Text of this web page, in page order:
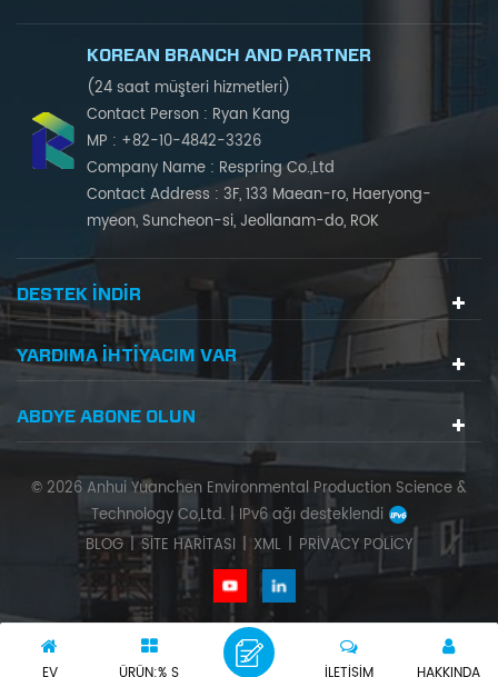
KOREAN BRANCH AND PARTNER
(24 saat müşteri hizmetleri)
Contact Person : Ryan Kang
MP : +82-10-4842-3326
Company Name : Respring Co.,Ltd
Contact Address : 3F, 133 Maean-ro, Haeryong-
myeon, Suncheon-si, Jeollanam-do, ROK
DESTEK INDIR
YARDIMA IHTIYACIM VAR
ABDYE ABONE OLUN
© 2026 Anhui Yuanchen Environmental Production Science &
Technology Co,Ltd. | IPv6 ağı desteklendi
BLOG | SITE HARITASI | XML | PRIVACY POLICY